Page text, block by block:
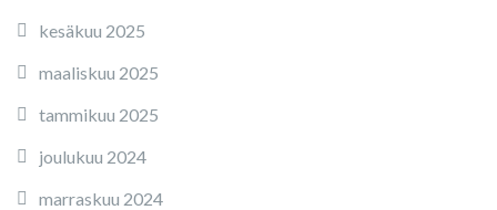
kesäkuu 2025
maaliskuu 2025
tammikuu 2025
joulukuu 2024
marraskuu 2024